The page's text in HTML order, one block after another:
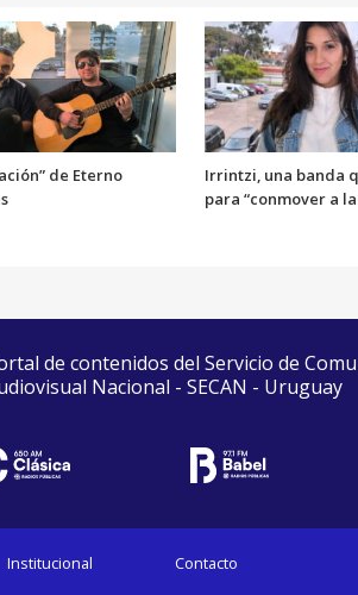
de Eterno
Irrintzi, una banda
para “conmover a
de contenidos del Servicio de
Nacional - SECAN - Uruguay
Institucional Contacto